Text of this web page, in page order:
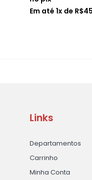
Em até 1x de R$
Links
Departamentos
Carrinho
Minha Conta